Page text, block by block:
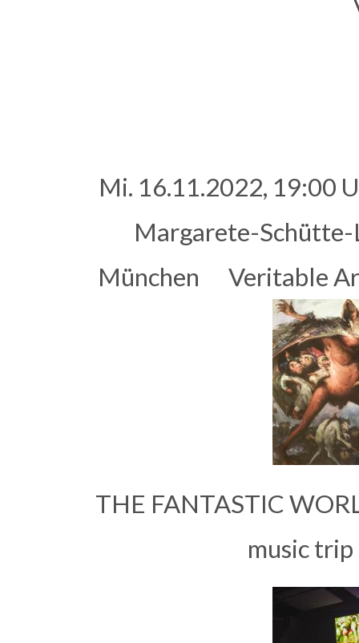
Mi. 16.11.2022, 19:00
Margarete-
München Veritable
THE FANTASTIC
music